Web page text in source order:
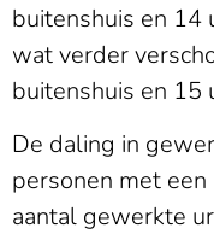
buitenshuis en 14
wat verder
buitenshuis en 15
De daling in
personen met
aantal gewerkte